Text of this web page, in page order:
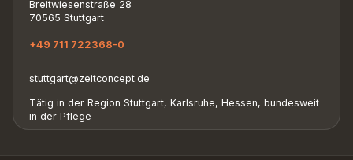
Breitwiesenstraße 28
70565 Stuttgart
+49 711 722368-0
stuttgart@zeitconcept.de
Tätig in der Region Stuttgart, Karlsruhe, Hessen, bundesweit
in der Pflege